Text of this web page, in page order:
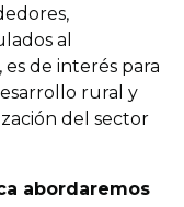
al
de interés para
rural y
del sector
abordaremos